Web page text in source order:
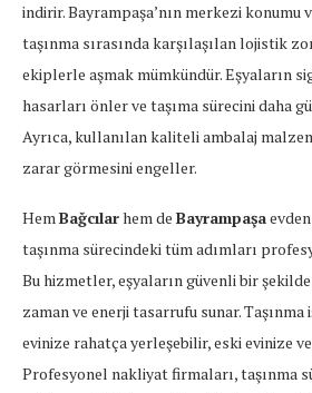
indirir. Bayrampaşa’nın merkezi konumu
taşınma sırasında karşılaşılan lojistik
ekiplerle aşmak mümkündür. Eşyaların
hasarları önler ve taşıma sürecini daha
Ayrıca, kullanılan kaliteli ambalaj
zarar görmesini engeller.
HemBağcılarhem de Bayrampaşa
taşınma sürecindeki tüm adımları
Bu hizmetler, eşyaların güvenli bir şekilde
zaman ve enerji tasarrufu sunar.
evinize rahatça yerleşebilir, eski evinize
Profesyonel nakliyat firmaları, taşınma